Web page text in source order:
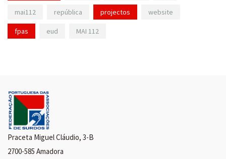
mai112 república projectos website
fpas eud MAI 112
Praceta Miguel Cláudio, 3-B
2700-585 Amadora